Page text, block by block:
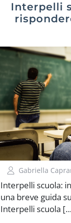
Interpelli
Gabriella
Interpelli scuola:
una breve guida
Interpelli scuola